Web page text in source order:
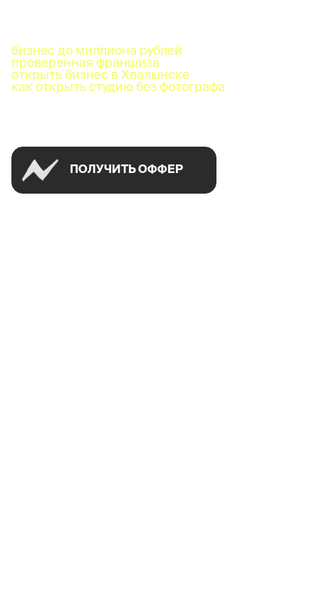
бизнес до миллиона рублей
проверенная франшиза
открыть бизнес в Хвалынске
как открыть студию без фотографа
ПОЛУЧИТЬ ОФФЕР